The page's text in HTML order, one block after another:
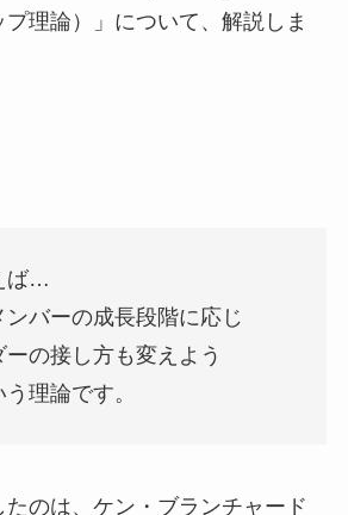
理論）」について、解説しま
ば…
ンバーの成長段階に応じ
ーの接し方も変えよう
理論です。
のは、ケン・ブランチャード